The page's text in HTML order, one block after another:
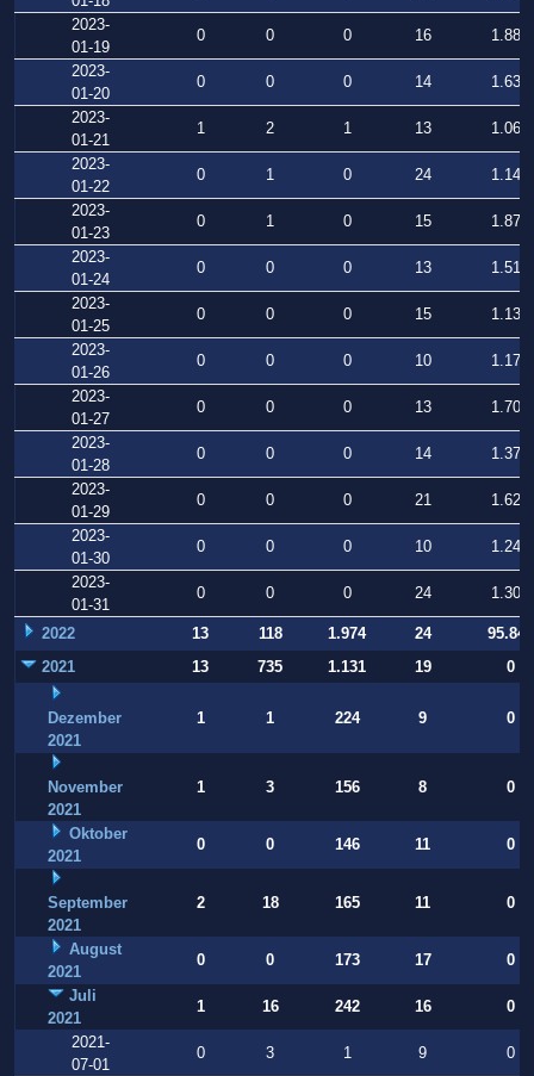
2023-
01-19
0 0 0 16
1.883
2023-
01-20
0 0 0 14
1.639
2023-
01-21
1 2 1 13
1.068
2023-
01-22
0 1 0 24
1.141
2023-
01-23
0 1 0 15
1.878
2023-
01-24
0 0 0 13
1.514
2023-
01-25
0 0 0 15
1.138
2023-
01-26
0 0 0 10
1.174
2023-
01-27
0 0 0 13
1.707
2023-
01-28
0 0 0 14
1.378
2023-
01-29
0 0 0 21
1.621
2023-
01-30
0 0 0 10
1.248
2023-
01-31
0 0 0 24 1.309
2022 13 118 1.974 24
95.847
2021
13 735 1.131 19 0
Dezember
2021
1 1 224 9 0
November
2021
1 3 156 8 0
Oktober
2021
0 0 146 11 0
September
2021
2 18 165 11 0
August
2021
0 0 173 17
0
Juli
2021
1 16 242 16
0
2021-
07-01
0 3 1 9
0